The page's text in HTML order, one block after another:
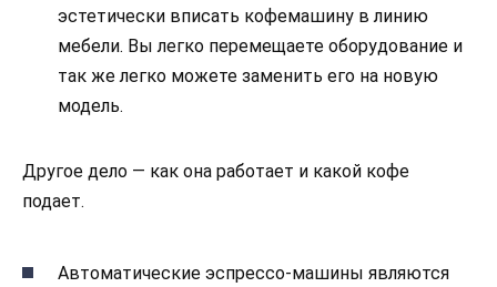
эстетически вписать кофемашину в линию
мебели. Вы легко перемещаете оборудование и
так же легко можете заменить его на новую
модель.
Другое дело — как она работает и какой кофе
подает.
Автоматические эспрессо-машины являются